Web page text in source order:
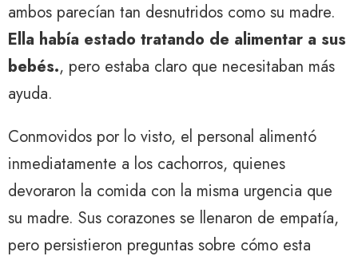
ambos parecían tan desnutridos como su madre.
Ella había estado tratando de alimentar a sus
bebés., pero estaba claro que necesitaban más
ayuda.
Conmovidos por lo visto, el personal alimentó
inmediatamente a los cachorros, quienes
devoraron la comida con la misma urgencia que
su madre. Sus corazones se llenaron de empatía,
pero persistieron preguntas sobre cómo esta